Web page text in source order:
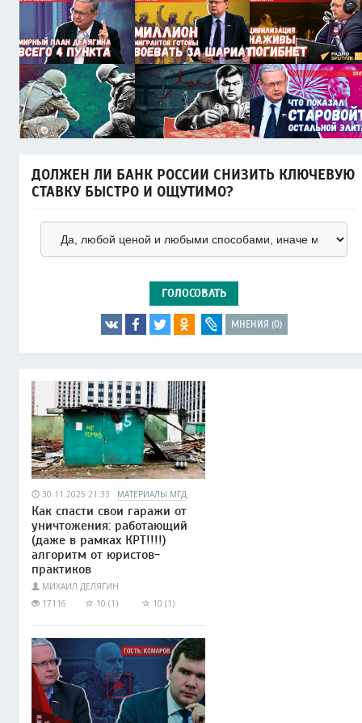
ДОЛЖЕН ЛИ БАНК РОССИИ СНИЗИТЬ КЛЮЧЕВУЮ
СТАВКУ БЫСТРО И ОЩУТИМО?
ГОЛОСОВАТЬ
МНЕНИЯ (0)
30.11.2025 21:33 МАТЕРИАЛЫ МГД
Как спасти свои гаражи от
уничтожения: работающий
(даже в рамках КРТ!!!!)
алгоритм от юристов-
практиков
МИХАИЛ ДЕЛЯГИН
17116
10 (1) 10 (1)